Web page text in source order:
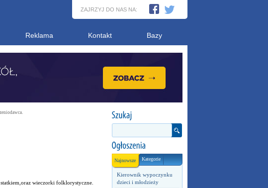
ZAJRZYJ DO NAS NA:
Reklama Kontakt Bazy
Najnowsze Kategorie
Kierownik wypoczynku
dzieci i młodzieży
wieczorki folklorystyczne.